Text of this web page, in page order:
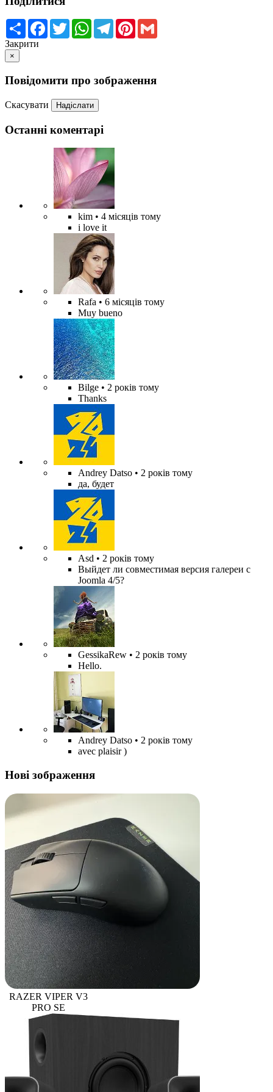
Share Facebook
TwitterWhatsApp
TelegramPinterest
Закрити
×
Повідомити про зображення
Скасувати Надіслати
Останні коментарі
kim • 4 місяців тому
i love it
Rafa • 6 місяців тому
Muy bueno
Bilge • 2 років тому
Thanks
Andrey Datso • 2 років тому
да, будет
Asd • 2 років тому
Выйдет ли совместимая версия галереи с
Joomla 4/5?
GessikaRew • 2 років тому
Hello.
Andrey Datso • 2 років тому
avec plaisir )
Нові зображення
RAZER VIPER V3
PRO SE